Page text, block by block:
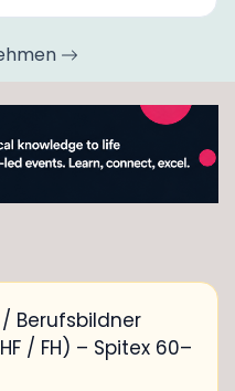
Berufsbildner
/ FH) – Spitex 60–